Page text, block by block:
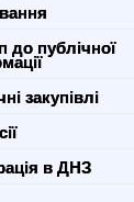
до публічної
закупівлі
в ДНЗ